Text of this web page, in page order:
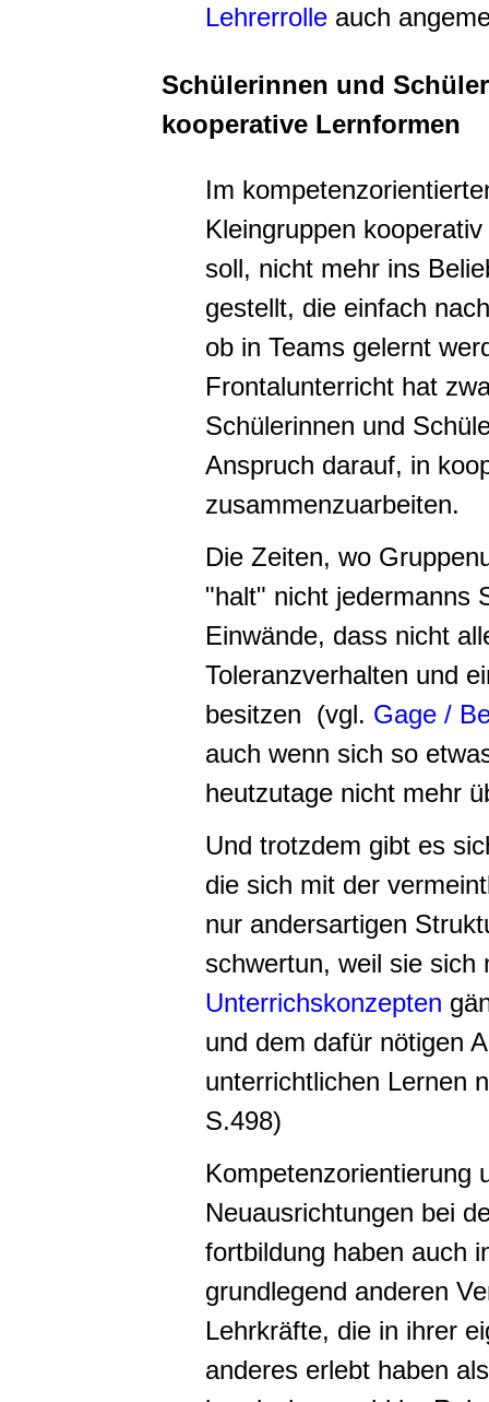
Lehrerrolle auch
Schülerinnen und
kooperative Lernformen
Im
Kleingruppen
soll, nicht mehr ins
gestellt, die einfach
ob in Teams gelernt
Frontalunterricht hat
Schülerinnen und
Anspruch darauf, in
zusammenzuarbeiten.
Die Zeiten, wo
"halt" nicht jedermanns
Einwände, dass nicht
Toleranzverhalten und
besitzen (vgl. Gage /
auch wenn sich so
heutzutage nicht mehr
Und trotzdem gibt es
die sich mit der
nur andersartigen
schwertun, weil sie sich
Unterrichskonzepten
und dem dafür nötigen
unterrichtlichen Lernen
S.498)
Kompetenzorientierung
Neuausrichtungen bei
fortbildung haben auch
grundlegend anderen
Lehrkräfte, die in ihrer
anderes erlebt haben